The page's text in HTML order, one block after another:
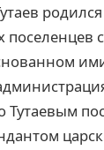
Тутаевым